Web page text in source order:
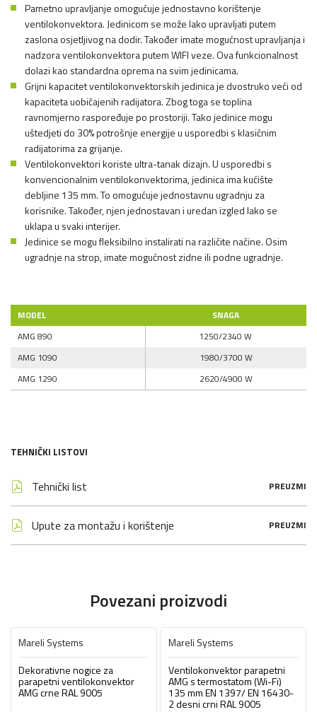
Pametno upravljanje omogućuje jednostavno korištenje
ventilokonvektora. Jedinicom se može lako upravljati putem
zaslona osjetljivog na dodir. Također imate mogućnost upravljanja i
nadzora ventilokonvektora putem WIFI veze. Ova funkcionalnost
dolazi kao standardna oprema na svim jedinicama.
Grijni kapacitet ventilokonvektorskih jedinica je dvostruko veći od
kapaciteta uobičajenih radijatora. Zbog toga se toplina
ravnomjerno raspoređuje po prostoriji. Tako jedinice mogu
uštedjeti do 30% potrošnje energije u usporedbi s klasičnim
radijatorima za grijanje.
Ventilokonvektori koriste ultra-tanak dizajn. U usporedbi s
konvencionalnim ventilokonvektorima, jedinica ima kućište
debljine 135 mm. To omogućuje jednostavnu ugradnju za
korisnike. Također, njen jednostavan i uredan izgled lako se
uklapa u svaki interijer.
Jedinice se mogu fleksibilno instalirati na različite načine. Osim
ugradnje na strop, imate mogućnost zidne ili podne ugradnje.
MODEL
SNAGA
AMG 890
1250/2340 W
AMG 1090
1980/3700 W
AMG 1290
2620/4900 W
TEHNIČKI LISTOVI
Tehnički list PREUZMI
Upute za montažu i korištenje PREUZMI
Povezani proizvodi
Mareli Systems
Dekorativne nogice za
parapetni ventilokonvektor
AMG crne RAL 9005
Mareli Systems
Ventilokonvektor parapetni
AMG s termostatom (Wi-Fi)
135 mm EN 1397/ EN 16430-
2 desni crni RAL 9005